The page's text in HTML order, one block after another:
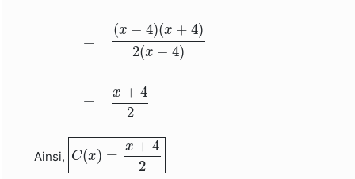
=
(x − 4)(x + 4)
2(x − 4)
=
x + 4
2
Ainsi, C(x) =
x + 4
2
C(x)=x+42